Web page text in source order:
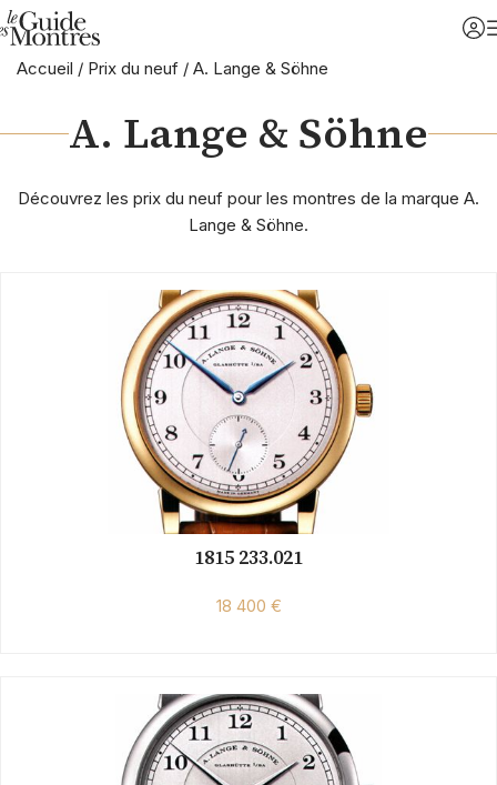
Accueil / Prix du neuf / A. Lange & Söhne
A. Lange & Söhne
Découvrez les prix du neuf pour les montres de la marque A.
Lange & Söhne.
1815 233.021
18 400 €